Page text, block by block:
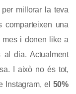
millorar la teva
comparteixen una
i donen like a
dia. Actualment
I això no és tot,
Instagram, el 50%